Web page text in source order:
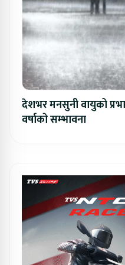
देशभर मनसुनी वायुको
वर्षाको सम्भावना